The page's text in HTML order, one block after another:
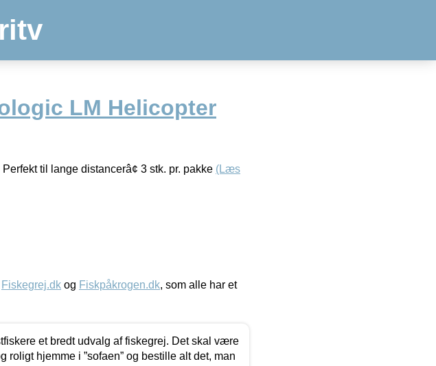
LM Helicopter
til lange distancerâ¢ 3 stk. pr. pakke (Læs
Fiskegrej.dk og Fiskpåkrogen.dk, som alle har et
et bredt udvalg af fiskegrej. Det skal være
roligt hjemme i ”sofaen” og bestille alt det, man